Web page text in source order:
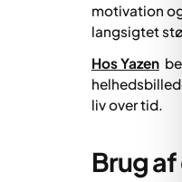
motivation
langsigtet
Hos Yazen
liv over tid.
Brug